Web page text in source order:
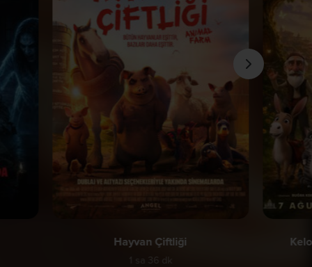
Hayvan Çiftliği
1 sa 36 dk